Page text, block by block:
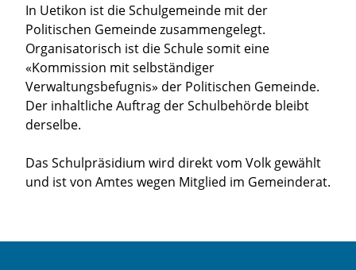
In Uetikon ist die Schulgemeinde mit der
Politischen Gemeinde zusammengelegt.
Organisatorisch ist die Schule somit eine
«Kommission mit selbständiger
Verwaltungsbefugnis» der Politischen Gemeinde.
Der inhaltliche Auftrag der Schulbehörde bleibt
derselbe.
Das Schulpräsidium wird direkt vom Volk gewählt
und ist von Amtes wegen Mitglied im Gemeinderat.